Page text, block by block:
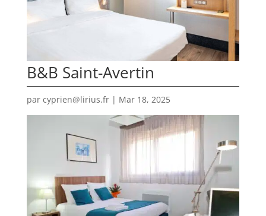
B&B Saint-Avertin
par cyprien@lirius.fr| Mar 18, 2025